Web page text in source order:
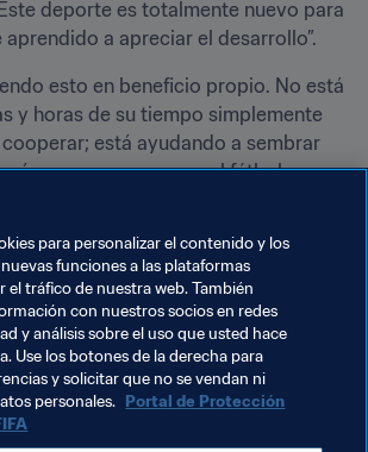
deporte es totalmente nuevo para
aprendido a apreciar el desarrollo”.
esto en beneficio propio. No está
y horas de su tiempo simplemente
está ayudando a sembrar
crecer un amor por el fútbol para
que enseña a sus jugadores a
yo haga algo por ellos ni de
jugador del mundo, sino de que ellos
para personalizar el contenido y los
funciones a las plataformas
el tráfico de nuestra web. También
con nuestros socios en redes
y análisis sobre el uso que usted hace
Use los botones de la derecha para
y solicitar que no se vendan ni
personales. Portal de Protección